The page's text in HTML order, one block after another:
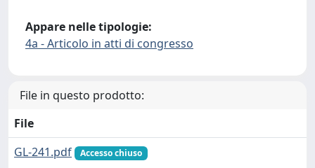
Appare nelle tipologie:
4a - Articolo in atti di congresso
File in questo prodotto:
File
GL-241.pdf
Accesso chiuso